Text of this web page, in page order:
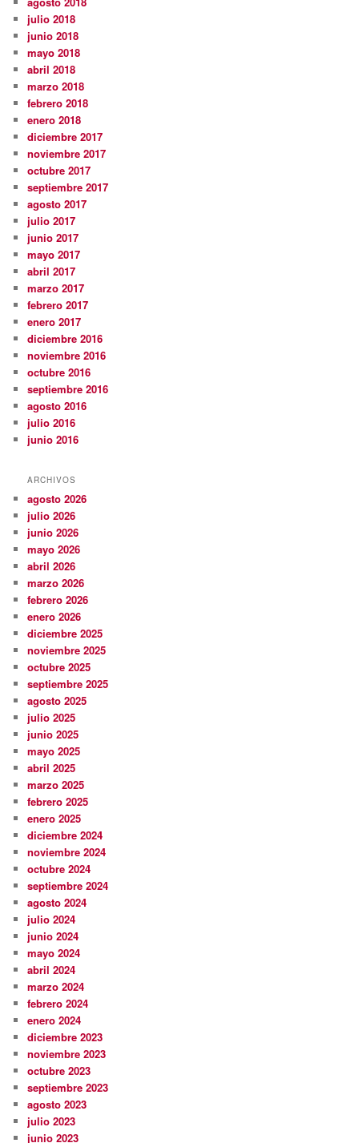
julio 2018
junio 2018
mayo 2018
abril 2018
marzo 2018
febrero 2018
enero 2018
diciembre 2017
noviembre 2017
octubre 2017
septiembre 2017
agosto 2017
julio 2017
junio 2017
mayo 2017
abril 2017
marzo 2017
febrero 2017
enero 2017
diciembre 2016
noviembre 2016
octubre 2016
septiembre 2016
agosto 2016
julio 2016
junio 2016
ARCHIVOS
agosto 2026
julio 2026
junio 2026
mayo 2026
abril 2026
marzo 2026
febrero 2026
enero 2026
diciembre 2025
noviembre 2025
octubre 2025
septiembre 2025
agosto 2025
julio 2025
junio 2025
mayo 2025
abril 2025
marzo 2025
febrero 2025
enero 2025
diciembre 2024
noviembre 2024
octubre 2024
septiembre 2024
agosto 2024
julio 2024
junio 2024
mayo 2024
abril 2024
marzo 2024
febrero 2024
enero 2024
diciembre 2023
noviembre 2023
octubre 2023
septiembre 2023
agosto 2023
julio 2023
junio 2023